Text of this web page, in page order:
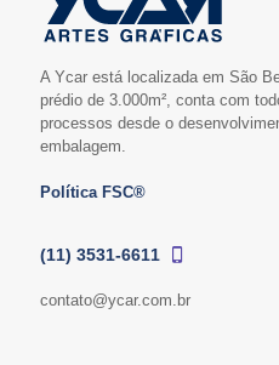
A Ycar está localizada em São
prédio de 3.000m², conta com
processos desde o
embalagem.
Política FSC®
(11) 3531-6611
contato@ycar.com.br